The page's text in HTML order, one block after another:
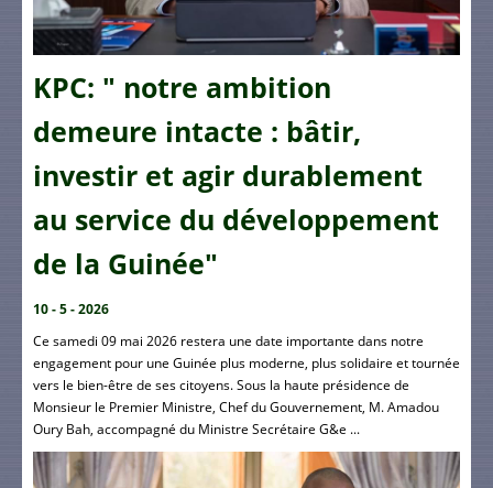
KPC: " notre ambition
demeure intacte : bâtir,
investir et agir durablement
au service du développement
de la Guinée"
10 - 5 - 2026
Ce samedi 09 mai 2026 restera une date importante dans notre
engagement pour une Guinée plus moderne, plus solidaire et tournée
vers le bien-être de ses citoyens. Sous la haute présidence de
Monsieur le Premier Ministre, Chef du Gouvernement, M. Amadou
Oury Bah, accompagné du Ministre Secrétaire G&e ...